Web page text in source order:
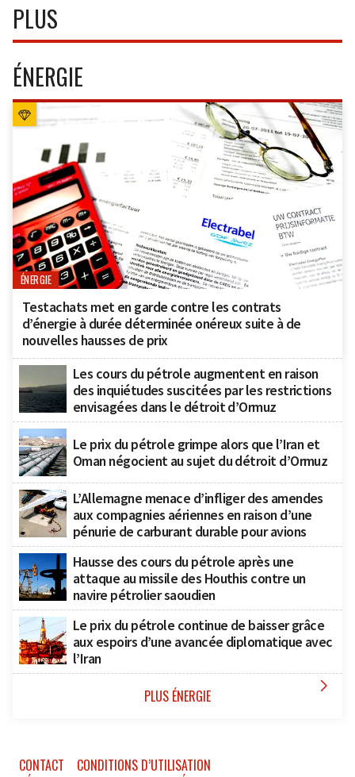
PLUS
ÉNERGIE
ÉNERGIE
Testachats met en garde contre les contrats
d’énergie à durée déterminée onéreux suite à de
nouvelles hausses de prix
Les cours du pétrole augmentent en raison
des inquiétudes suscitées par les restrictions
envisagées dans le détroit d’Ormuz
Le prix du pétrole grimpe alors que l’Iran et
Oman négocient au sujet du détroit d’Ormuz
L’Allemagne menace d’infliger des amendes
aux compagnies aériennes en raison d’une
pénurie de carburant durable pour avions
Hausse des cours du pétrole après une
attaque au missile des Houthis contre un
navire pétrolier saoudien
Le prix du pétrole continue de baisser grâce
aux espoirs d’une avancée diplomatique avec
l’Iran
PLUS ÉNERGIE 
CONTACT
CONDITIONS D’UTILISATION